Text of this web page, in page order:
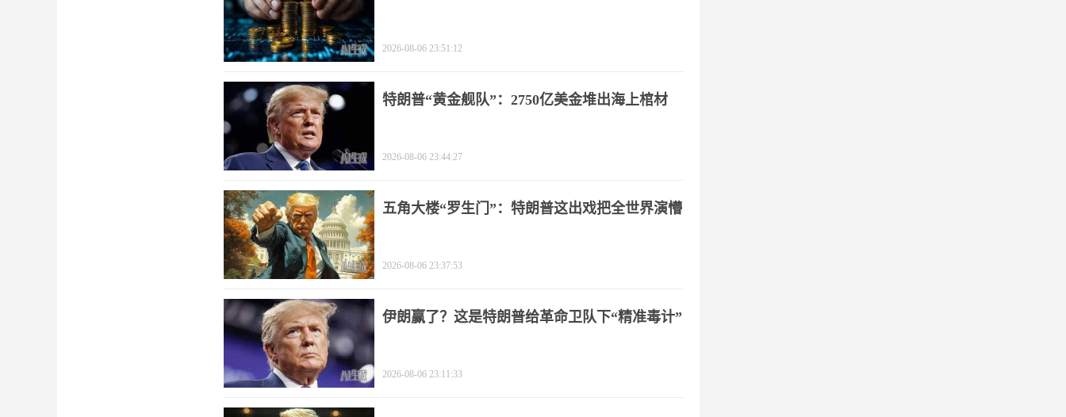
2026-08-06 23:51:12
特朗普“黄金舰队”：2750亿美金堆出海上棺材
2026-08-06 23:44:27
五角大楼“罗生门”：特朗普这出戏把全世界演懵
2026-08-06 23:37:53
伊朗赢了？这是特朗普给革命卫队下“精准毒计”
2026-08-06 23:11:33